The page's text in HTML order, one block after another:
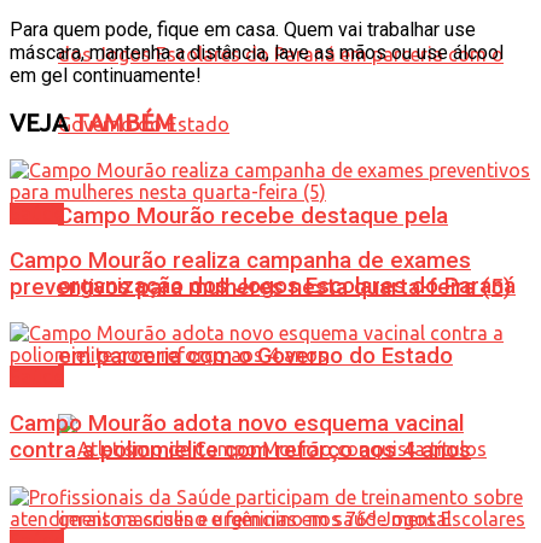
Campo Mourão recebe destaque pela
organização dos Jogos Escolares do Paraná
em parceria com o Governo do Estado
Para quem pode, fique em casa. Quem vai trabalhar use
máscara, mantenha a distância, lave as mãos ou use álcool
em gel continuamente!
VEJATAMBÉM
Campo Mourão realiza campanha de exames
preventivos para mulheres nesta quarta-feira (5)
Campo Mourão adota novo esquema vacinal
contra a poliomielite com reforço aos 4 anos